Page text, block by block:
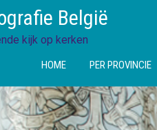
België
kijk op kerken
HOME PER PROVINCIE